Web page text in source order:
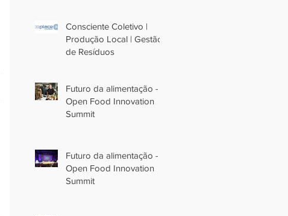
Consciente Coletivo |
Produção Local | Gestão
de Resíduos
Futuro da alimentação -
Open Food Innovation
Summit
Futuro da alimentação -
Open Food Innovation
Summit